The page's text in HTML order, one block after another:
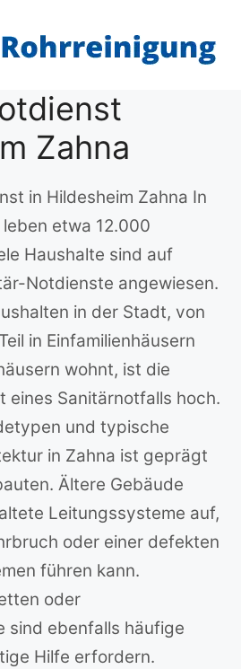
Zahna
in Hildesheim Zahna In
etwa 12.000
Haushalte sind auf
Notdienste angewiesen.
in der Stadt, von
in Einfamilienhäusern
wohnt, ist die
eines Sanitärnotfalls hoch.
und typische
in Zahna ist geprägt
Ältere Gebäude
Leitungssysteme auf,
oder einer defekten
führen kann.
oder
sind ebenfalls häufige
Hilfe erfordern.